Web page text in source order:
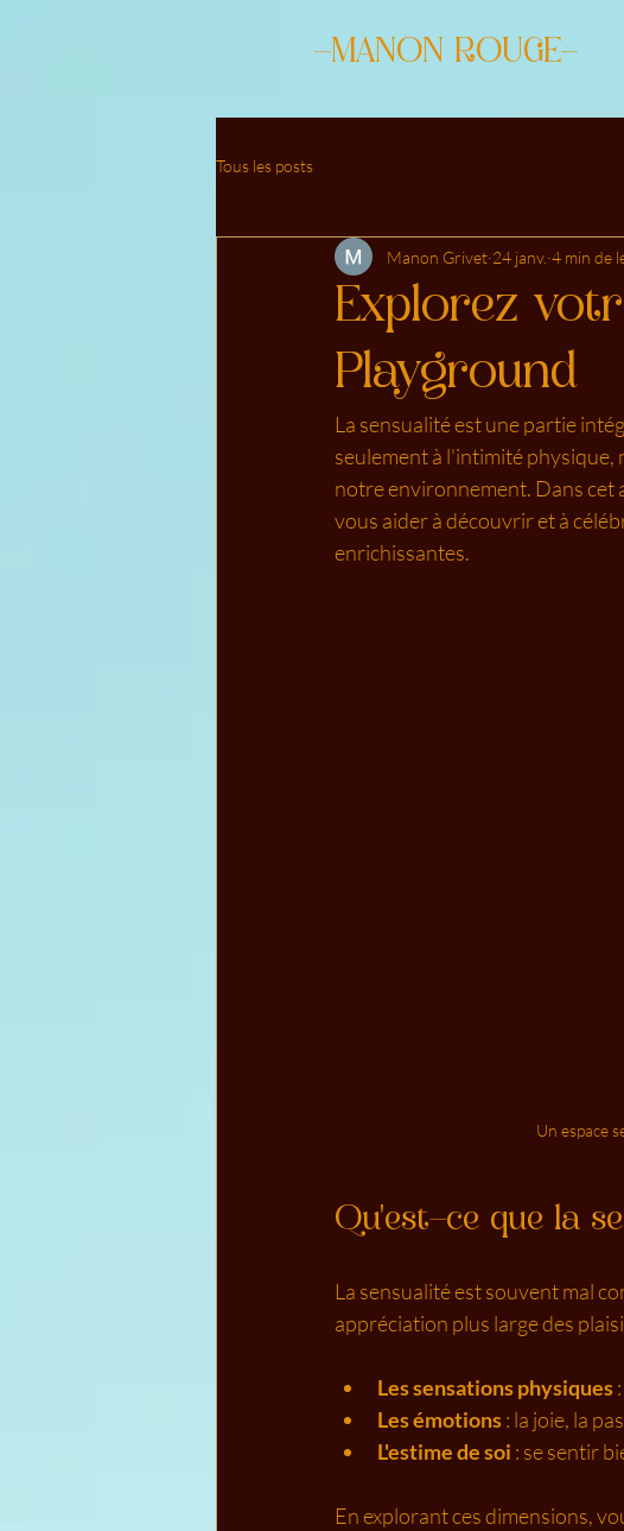
-MANON ROUGE-
Tous les posts
Explorez
Playground
Manon Grivet 24 janv. 4 min de
La sensualité est une partie
seulement à l'intimité physique,
notre environnement. Dans cet
vous aider à découvrir et à
enrichissantes.
Un espace
Qu'est-ce que la
La sensualité est souvent mal
appréciation plus large des
Les sensations physiques
Les émotions : la joie, la
L'estime de soi : se sentir
En explorant ces dimensions,